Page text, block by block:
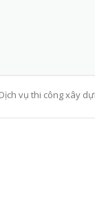
Dịch vụ thi công xây